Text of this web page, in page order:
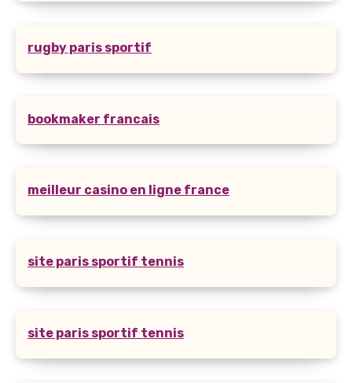
rugby paris sportif
bookmaker francais
meilleur casino en ligne france
site paris sportif tennis
site paris sportif tennis